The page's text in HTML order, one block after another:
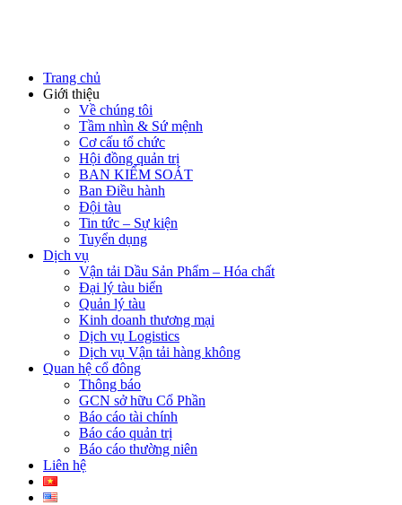
Trang chủ
Giới thiệu
Về chúng tôi
Tầm nhìn & Sứ mệnh
Cơ cấu tổ chức
Hội đồng quản trị
BAN KIỂM SOÁT
Ban Điều hành
Đội tàu
Tin tức – Sự kiện
Tuyển dụng
Dịch vụ
Vận tải Dầu Sản Phẩm – Hóa chất
Đại lý tàu biển
Quản lý tàu
Kinh doanh thương mại
Dịch vụ Logistics
Dịch vụ Vận tải hàng không
Quan hệ cổ đông
Thông báo
GCN sở hữu Cổ Phần
Báo cáo tài chính
Báo cáo quản trị
Báo cáo thường niên
Liên hệ